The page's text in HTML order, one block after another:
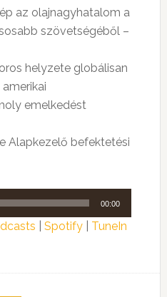
az olajnagyhatalom a
szövetségéből –
helyzete globálisan
emelkedést
Alapkezelő befektetési
00:00
Spotify| TuneIn